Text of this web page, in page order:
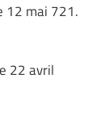
12 mai 721.
22 avril